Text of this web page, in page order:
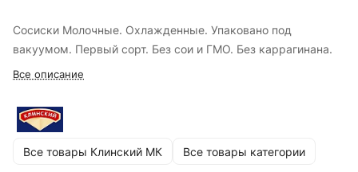
Сосиски Молочные. Охлажденные. Упаковано под
вакуумом. Первый сорт. Без сои и ГМО. Без каррагинана.
Все описание
Все товары Клинский МК Все товары категории